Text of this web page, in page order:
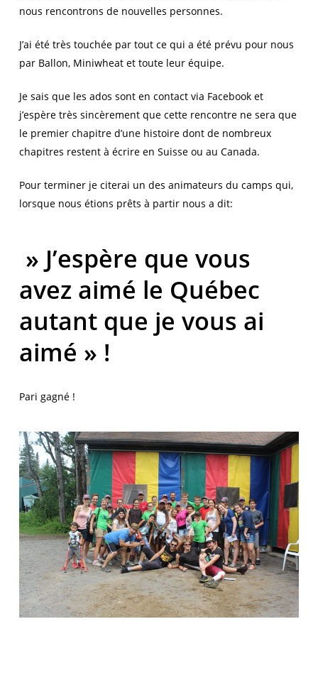
nous rencontrons de nouvelles personnes.
J’ai été très touchée par tout ce qui a été prévu pour nous
par Ballon, Miniwheat et toute leur équipe.
Je sais que les ados sont en contact via Facebook et
j’espère très sincèrement que cette rencontre ne sera que
le premier chapitre d’une histoire dont de nombreux
chapitres restent à écrire en Suisse ou au Canada.
Pour terminer je citerai un des animateurs du camps qui,
lorsque nous étions prêts à partir nous a dit:
» J’espère que vous
avez aimé le Québec
autant que je vous ai
aimé » !
Pari gagné !